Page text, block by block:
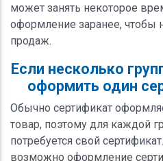
может занять некоторое
оформление заранее, чтобы
продаж.
Если несколько
оформить один
Обычно сертификат
товар, поэтому для каждой
потребуется свой
возможно оформление